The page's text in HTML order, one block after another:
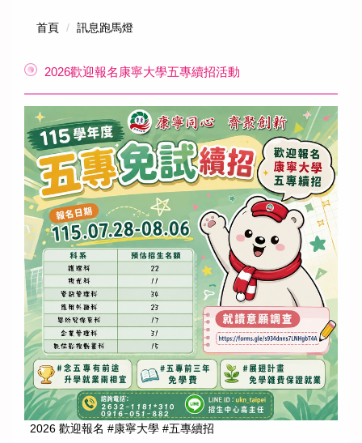
首頁 訊息跑馬燈
2026歡迎報名康寧大學五專續招活動
2026 歡迎報名 #康寧大學 #五專續招